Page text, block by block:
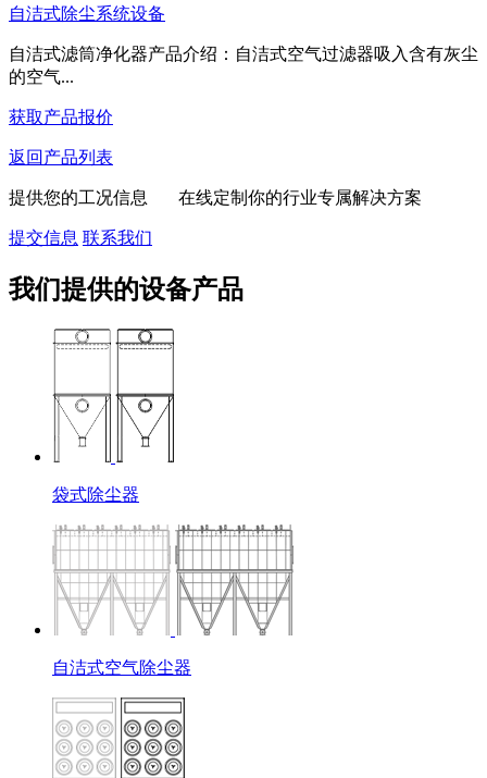
自洁式除尘系统设备
自洁式滤筒净化器产品介绍：自洁式空气过滤器吸入含有灰尘
的空气...
获取产品报价
返回产品列表
提供您的工况信息 在线定制你的行业专属解决方案
提交信息 联系我们
我们提供的设备产品
袋式除尘器
自洁式空气除尘器